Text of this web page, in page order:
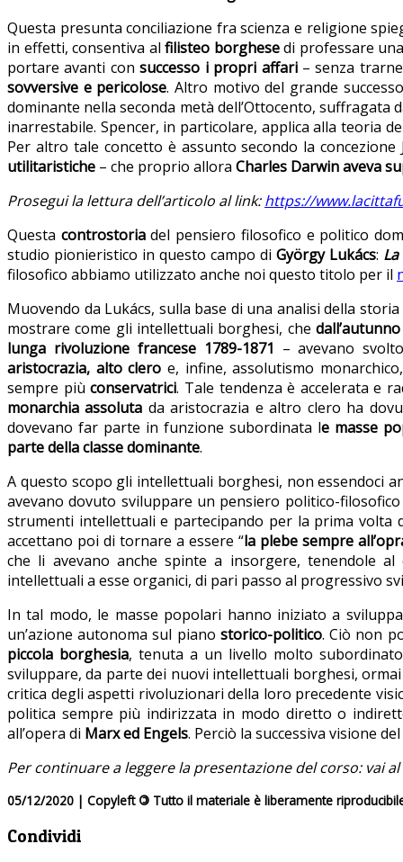
Questa presunta conciliazione fra scienza e religione
in effetti, consentiva alfilisteo borghesedi professare
portare avanti consuccesso i propri affari– senza trarne
sovversive e pericolose. Altro motivo del grande
dominante nella seconda metà dell’Ottocento,
inarrestabile. Spencer, in particolare, applica alla teoria
Per altro tale concetto è assunto secondo la
utilitaristiche – che proprio allora Charles Darwin aveva
Prosegui la lettura dell’articolo al link:https://
Questa controstoriadel pensiero filosofico e politico
studio pionieristico in questo campo diGyörgy Lukács:
filosofico abbiamo utilizzato anche noi questo titolo per il
Muovendo da Lukács, sulla base di una analisi della
mostrare come gli intellettuali borghesi, che
lunga rivoluzione francese 1789-1871 – avevano
aristocrazia, alto clero e, infine, assolutismo
sempre piùconservatrici. Tale tendenza è accelerata e
monarchia assoluta da aristocrazia e altro clero ha
dovevano far parte in funzione subordinata le masse
parte della classe dominante.
A questo scopo gli intellettuali borghesi, non essendoci
avevano dovuto sviluppare un pensiero politico-
strumenti intellettuali e partecipando per la prima volta
accettano poi di tornare a essere “la plebe sempre
che li avevano anche spinte a insorgere, tenendole al
intellettuali a esse organici, di pari passo al progressivo
In tal modo, le masse popolari hanno iniziato a
un’azione autonoma sul piano storico-politico. Ciò non
piccola borghesia, tenuta a un livello molto
sviluppare, da parte dei nuovi intellettuali borghesi,
critica degli aspetti rivoluzionari della loro precedente
politica sempre più indirizzata in modo diretto o
all’opera di Marx ed Engels. Perciò la successiva visione
Per continuare a leggere la presentazione del corso: vai
05/12/2020 | Copyleft © Tutto il materiale è liberamente
Condividi